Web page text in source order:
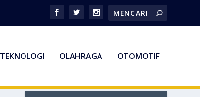
TEKNOLOGI OLAHRAGA OTOMOTIF